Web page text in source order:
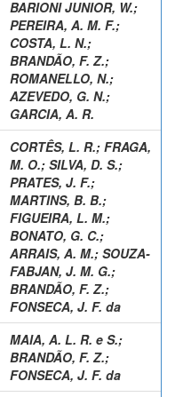
BARIONI JUNIOR, W.;
PEREIRA, A. M. F.;
COSTA, L. N.;
BRANDÃO, F. Z.;
ROMANELLO, N.;
AZEVEDO, G. N.;
GARCIA, A. R.
CORTÊS, L. R.; FRAGA,
M. O.; SILVA, D. S.;
PRATES, J. F.;
MARTINS, B. B.;
FIGUEIRA, L. M.;
BONATO, G. C.;
ARRAIS, A. M.; SOUZA-
FABJAN, J. M. G.;
BRANDÃO, F. Z.;
FONSECA, J. F. da
MAIA, A. L. R. e S.;
BRANDÃO, F. Z.;
FONSECA, J. F. da